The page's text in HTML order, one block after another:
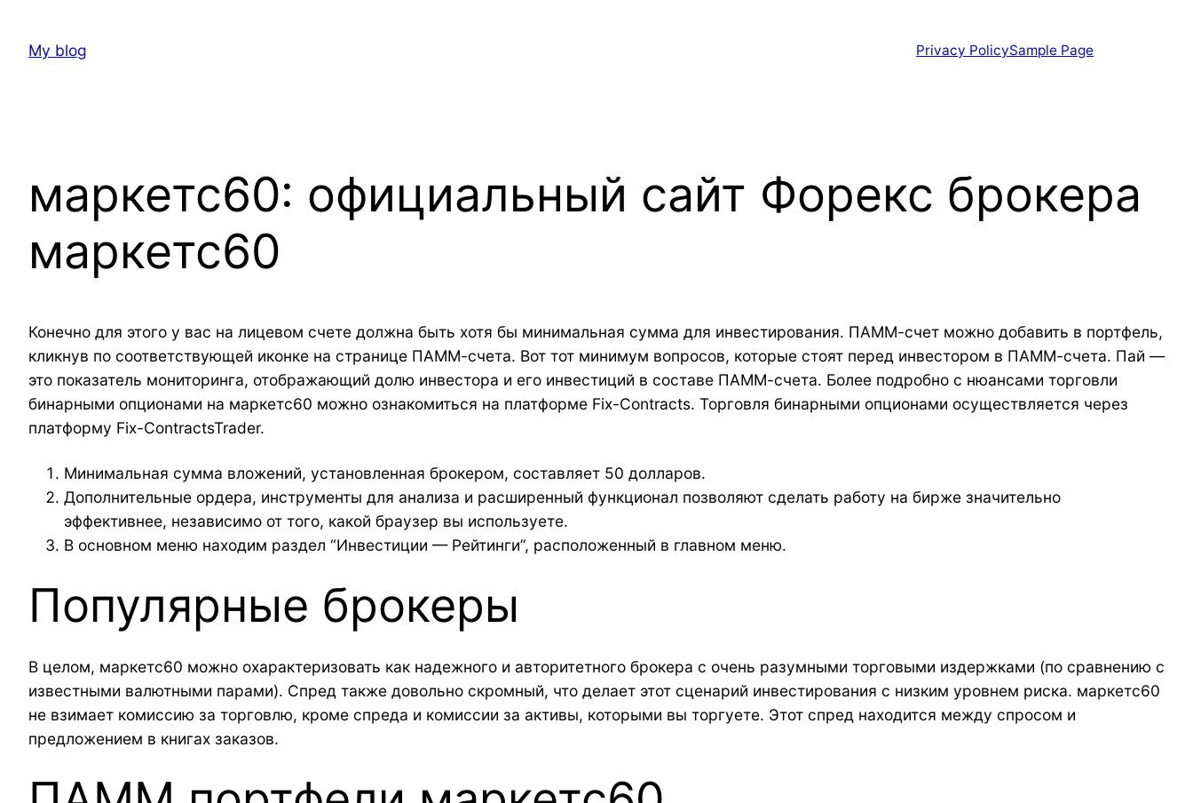
contentMy blog Privacy PolicySample Page
маркетс60: официальный сайт Форекс брокера
маркетс60
Конечно для этого у вас на лицевом счете должна быть хотя бы минимальная сумма для инвестирования. ПАММ-счет можно добавить в портфель,
кликнув по соответствующей иконке на странице ПАММ-счета. Вот тот минимум вопросов, которые стоят перед инвестором в ПАММ-счета. Пай —
это показатель мониторинга, отображающий долю инвестора и его инвестиций в составе ПАММ-счета. Более подробно с нюансами торговли
бинарными опционами на маркетс60 можно ознакомиться на платформе Fix-Contracts. Торговля бинарными опционами осуществляется через
платформу Fix-ContractsTrader.
Минимальная сумма вложений, установленная брокером, составляет 50 долларов.
Дополнительные ордера, инструменты для анализа и расширенный функционал позволяют сделать работу на бирже значительно
эффективнее, независимо от того, какой браузер вы используете.
В основном меню находим раздел “Инвестиции — Рейтинги”, расположенный в главном меню.
Популярные брокеры
В целом, маркетс60 можно охарактеризовать как надежного и авторитетного брокера с очень разумными торговыми издержками (по сравнению с
известными валютными парами). Спред также довольно скромный, что делает этот сценарий инвестирования с низким уровнем риска. маркетс60
не взимает комиссию за торговлю, кроме спреда и комиссии за активы, которыми вы торгуете. Этот спред находится между спросом и
предложением в книгах заказов.